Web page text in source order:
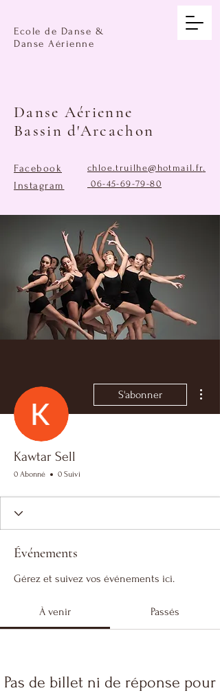
Ecole de Danse &
Danse Aérienne
Danse Aérienne
Bassin d'Arcachon
Facebook
Instagram
chloe.truilhe@hotmail.fr.
06-45-69-79-80
S'abonner
Kawtar Sell
0 Abonné 0 Suivi
Événements
Gérez et suivez vos événements ici.
À venir Passés
Pas de billet ni de réponse pour